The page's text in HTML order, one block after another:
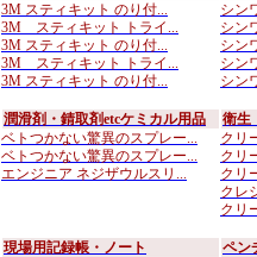
3M スティキット のり付...
3M スティキット トライ...
3M スティキット のり付...
3M スティキット トライ...
3M スティキット のり付...
シン
シン
シン
シン
シン
潤滑剤・錆取剤etcケミカル用品
ベトつかない驚異のスプレー...
ベトつかない驚異のスプレー...
エンジニア ネジザウルスリ...
衛生
クリ
クリ
クリ
クレ
クリ
現場用記録帳・ノート
ペン